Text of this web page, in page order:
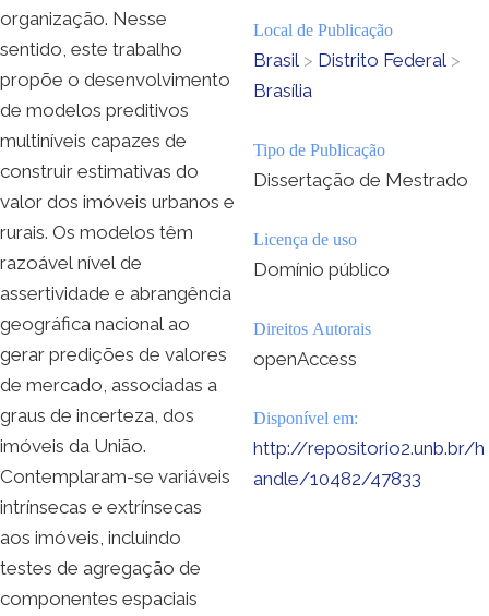
organização. Nesse
sentido, este trabalho
propõe o desenvolvimento
de modelos preditivos
multiníveis capazes de
construir estimativas do
valor dos imóveis urbanos e
rurais. Os modelos têm
razoável nível de
assertividade e abrangência
geográfica nacional ao
gerar predições de valores
de mercado, associadas a
graus de incerteza, dos
imóveis da União.
Contemplaram-se variáveis
intrínsecas e extrínsecas
aos imóveis, incluindo
testes de agregação de
componentes espaciais
Local de Publicação
Brasil > Distrito Federal >
Brasília
Tipo de Publicação
Dissertação de Mestrado
Licença de uso
Domínio público
Direitos Autorais
openAccess
Disponível em:
http://repositorio2.unb.br/h
andle/10482/47833